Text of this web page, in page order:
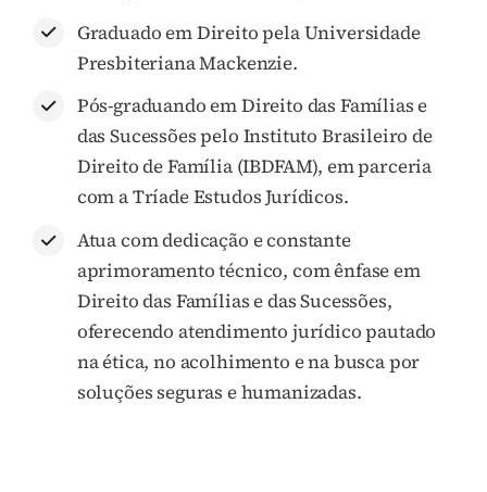
Graduado em Direito pela Universidade
Presbiteriana Mackenzie.
Pós-graduando em Direito das Famílias e
das Sucessões pelo Instituto Brasileiro de
Direito de Família (IBDFAM), em parceria
com a Tríade Estudos Jurídicos.
Atua com dedicação e constante
aprimoramento técnico, com ênfase em
Direito das Famílias e das Sucessões,
oferecendo atendimento jurídico pautado
na ética, no acolhimento e na busca por
soluções seguras e humanizadas.